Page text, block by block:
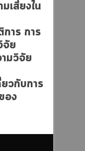
เสี่ยงใน
การ การ
จัย
ามวิจัย
ยวกับการ
อง